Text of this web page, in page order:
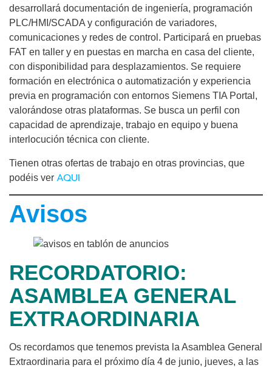
desarrollará documentación de ingeniería, programación
PLC/HMI/SCADA y configuración de variadores,
comunicaciones y redes de control. Participará en pruebas
FAT en taller y en puestas en marcha en casa del cliente,
con disponibilidad para desplazamientos. Se requiere
formación en electrónica o automatización y experiencia
previa en programación con entornos Siemens TIA Portal,
valorándose otras plataformas. Se busca un perfil con
capacidad de aprendizaje, trabajo en equipo y buena
interlocución técnica con cliente.
Tienen otras ofertas de trabajo en otras provincias, que
podéis ver AQUI
Avisos
RECORDATORIO:
ASAMBLEA GENERAL
EXTRAORDINARIA
Os recordamos que tenemos prevista la Asamblea General
Extraordinaria para el próximo día 4 de junio, jueves, a las